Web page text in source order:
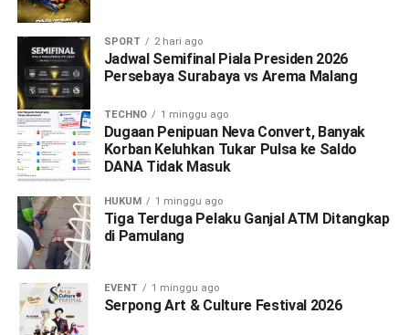
SPORT 2 hari ago
Jadwal Semifinal Piala Presiden 2026
Persebaya Surabaya vs Arema Malang
TECHNO 1 minggu ago
Dugaan Penipuan Neva Convert, Banyak
Korban Keluhkan Tukar Pulsa ke Saldo
DANA Tidak Masuk
HUKUM 1 minggu ago
Tiga Terduga Pelaku Ganjal ATM Ditangkap
di Pamulang
EVENT 1 minggu ago
Serpong Art & Culture Festival 2026